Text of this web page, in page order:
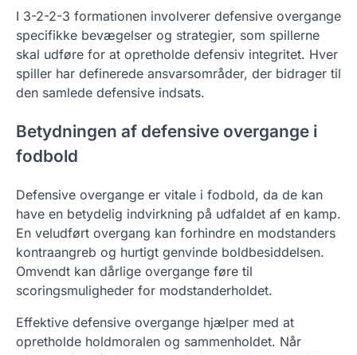
I 3-2-2-3 formationen involverer defensive overgange
specifikke bevægelser og strategier, som spillerne
skal udføre for at opretholde defensiv integritet. Hver
spiller har definerede ansvarsområder, der bidrager til
den samlede defensive indsats.
Betydningen af defensive overgange i
fodbold
Defensive overgange er vitale i fodbold, da de kan
have en betydelig indvirkning på udfaldet af en kamp.
En veludført overgang kan forhindre en modstanders
kontraangreb og hurtigt genvinde boldbesiddelsen.
Omvendt kan dårlige overgange føre til
scoringsmuligheder for modstanderholdet.
Effektive defensive overgange hjælper med at
opretholde holdmoralen og sammenholdet. Når